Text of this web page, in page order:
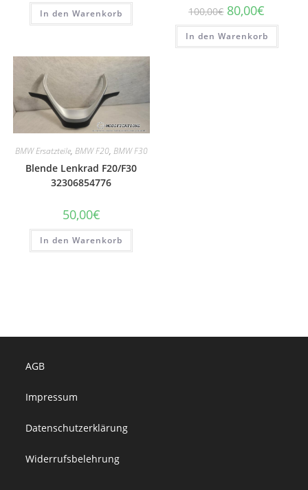
In den Warenkorb 100,00€ Ursprünglicher
Preis
war:
100,00€
80,00€
ist:
80,00€.
In den Warenkorb
BMW Ersatzteile, BMW F20, BMW F30
Blende Lenkrad F20/F30
32306854776
50,00€
In den Warenkorb
AGB
Impressum
Datenschutzerklärung
Widerrufsbelehrung